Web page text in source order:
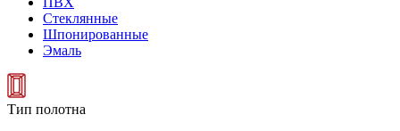
Стеклянные
Шпонированные
Эмаль
Тип полотна